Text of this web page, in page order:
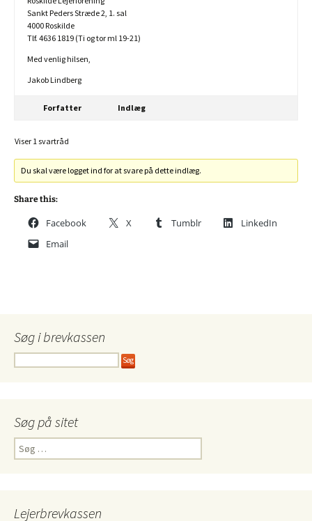
Sankt Peders Stræde 2, 1. sal
4000 Roskilde
Tlf. 4636 1819 (Ti og tor ml 19-21)
Med venlig hilsen,
Jakob Lindberg
Forfatter Indlæg
Viser 1 svartråd
Du skal være logget ind for at svare på dette indlæg.
Share this:
Facebook X Tumblr
LinkedIn
Email
Søg i brevkassen
Søg på sitet
Søg
efter:
Lejerbrevkassen